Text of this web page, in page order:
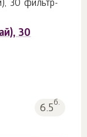
30
6.5б.